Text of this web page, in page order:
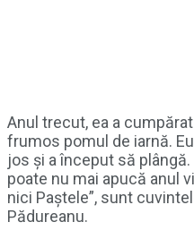
Anul trecut, ea a
frumos pomul de iarnă.
jos și a început să
poate nu mai apucă anul
nici Paștele”, sunt
Pădureanu.